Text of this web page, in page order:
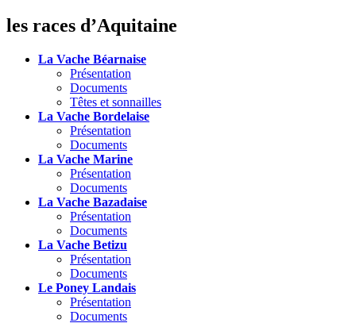
les races d’Aquitaine
La Vache Béarnaise
Présentation
Documents
Têtes et sonnailles
La Vache Bordelaise
Présentation
Documents
La Vache Marine
Présentation
Documents
La Vache Bazadaise
Présentation
Documents
La Vache Betizu
Présentation
Documents
Le Poney Landais
Présentation
Documents